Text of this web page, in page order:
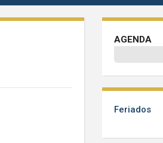
AGENDA
Feriados